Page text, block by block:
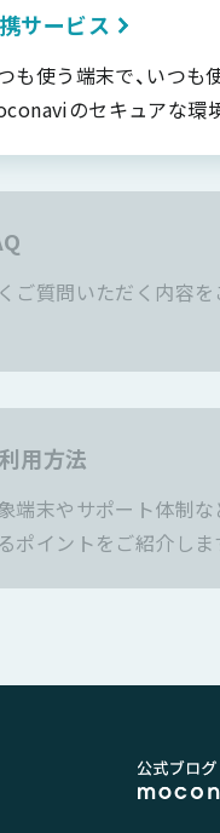
サービス
も使う端末で、いつも
のセキュアな環
ご質問いただく内容
用方法
端末やサポート体制
ポイントをご紹介しま